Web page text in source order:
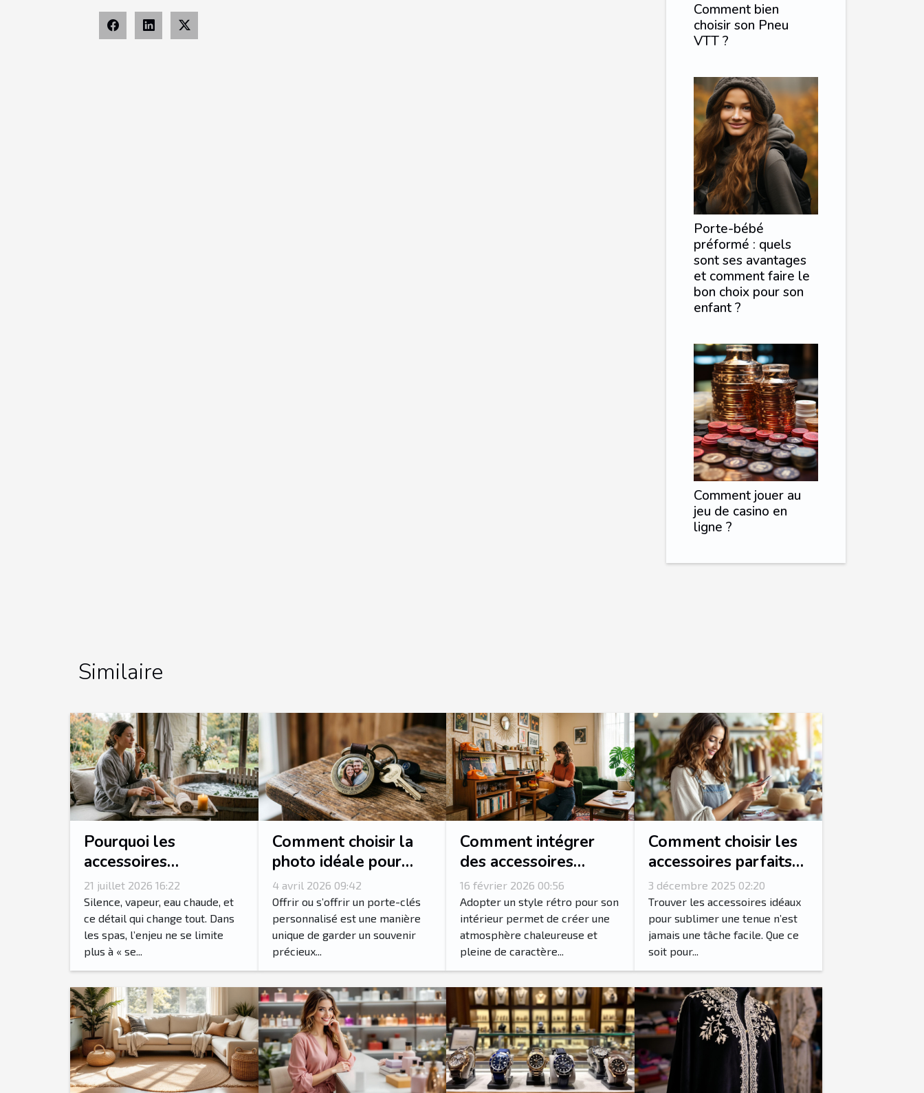
Comment bien
choisir son Pneu
VTT ?
Porte-bébé
préformé : quels
sont ses avantages
et comment faire le
bon choix pour son
enfant ?
Comment jouer au
jeu de casino en
ligne ?
Similaire
Pourquoi les
accessoires
transforment-ils
l’expérience spa en
rituel sensoriel ?
21 juillet 2026 16:22
Silence, vapeur, eau chaude, et
ce détail qui change tout. Dans
les spas, l’enjeu ne se limite
plus à « se...
Comment choisir la
photo idéale pour
votre porte-clés
personnalisé?
4 avril 2026 09:42
Offrir ou s’offrir un porte-clés
personnalisé est une manière
unique de garder un souvenir
précieux...
Comment intégrer
des accessoires
vintage pour un
intérieur rétro
authentique ?
16 février 2026 00:56
Adopter un style rétro pour son
intérieur permet de créer une
atmosphère chaleureuse et
pleine de caractère...
Comment choisir les
accessoires parfaits
pour votre style
vestimentaire ?
3 décembre 2025 02:20
Trouver les accessoires idéaux
pour sublimer une tenue n’est
jamais une tâche facile. Que ce
soit pour...